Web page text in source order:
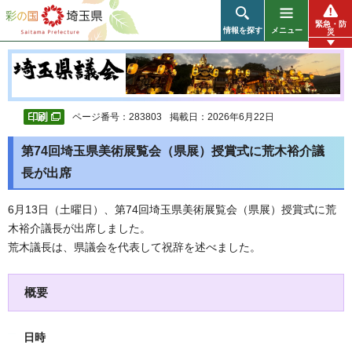
彩の国 埼玉県
情報を探す メニュー
緊急・防
災
ページ番号：283803 掲載日：2026年6月22日
第74回埼玉県美術展覧会（県展）授賞式に荒木裕介議
長が出席
6月13日（土曜日）、第74回埼玉県美術展覧会（県展）授賞式に荒
木裕介議長が出席しました。
荒木議長は、県議会を代表して祝辞を述べました。
概要
日時